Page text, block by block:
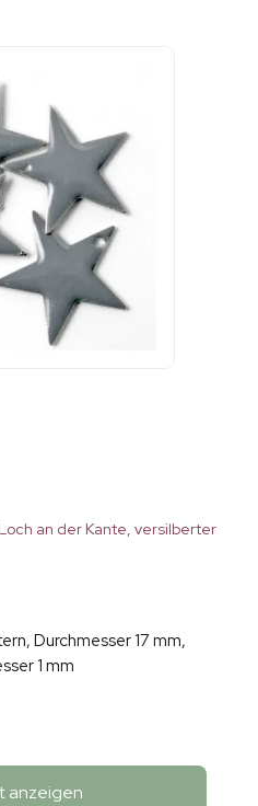
an der Kante, versilberter
Durchmesser 17 mm,
1 mm
anzeigen